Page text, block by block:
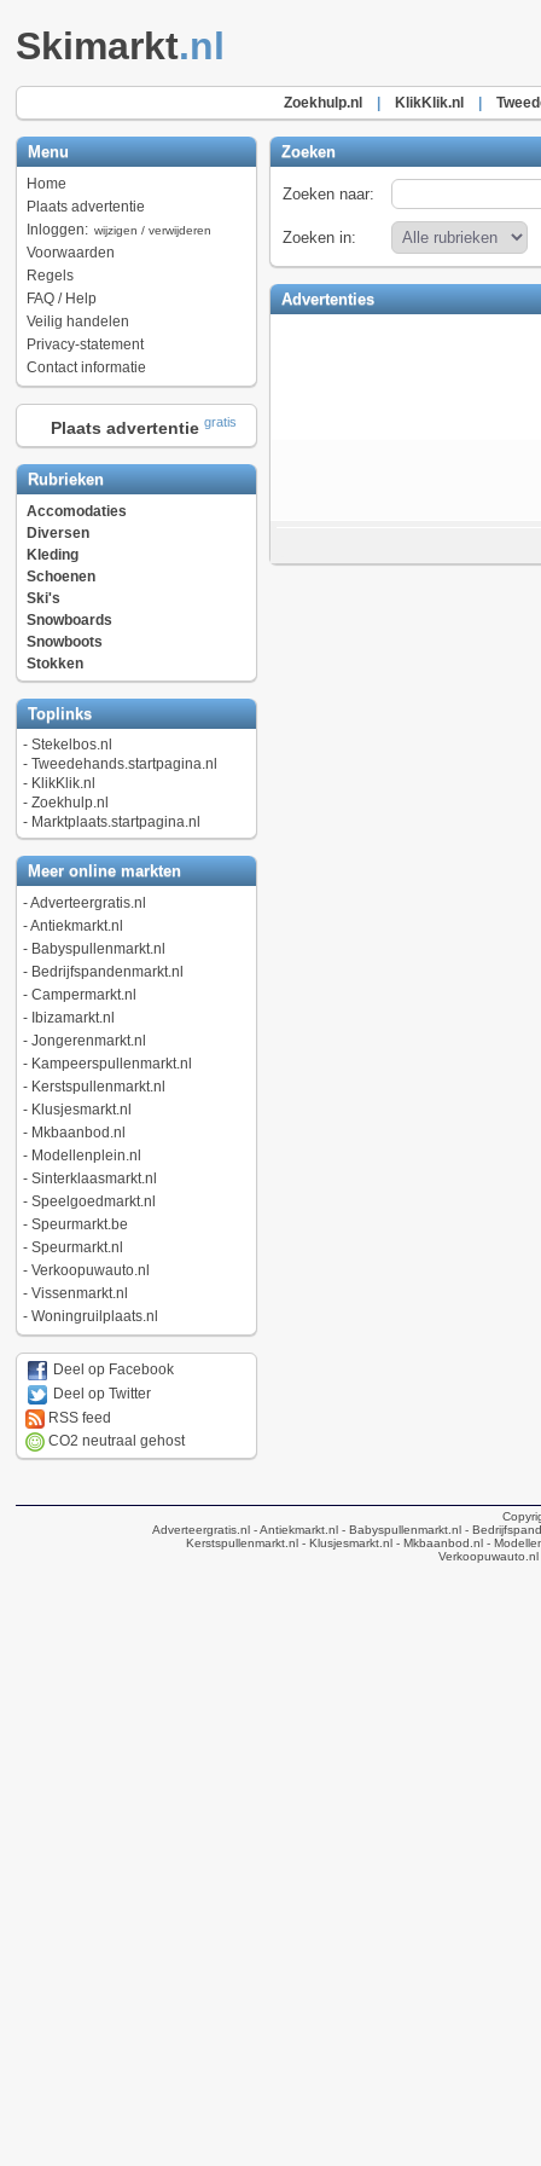
Skimarkt.nl
Zoekhulp.nl KlikKlik.nl
Menu
Home
Plaats advertentie
Inloggen: wijzigen / verwijderen
Voorwaarden
Regels
FAQ / Help
Veilig handelen
Privacy-statement
Contact informatie
Plaats advertentie gratis
Rubrieken
Accomodaties
Diversen
Kleding
Schoenen
Ski's
Snowboards
Snowboots
Stokken
Toplinks
- Stekelbos.nl
- Tweedehands.startpagina.nl
- KlikKlik.nl
- Zoekhulp.nl
- Marktplaats.startpagina.nl
Meer online markten
-Adverteergratis.nl
-Antiekmarkt.nl
- Babyspullenmarkt.nl
- Bedrijfspandenmarkt.nl
- Campermarkt.nl
- Ibizamarkt.nl
- Jongerenmarkt.nl
- Kampeerspullenmarkt.nl
- Kerstspullenmarkt.nl
- Klusjesmarkt.nl
- Mkbaanbod.nl
- Modellenplein.nl
- Sinterklaasmarkt.nl
- Speelgoedmarkt.nl
- Speurmarkt.be
- Speurmarkt.nl
- Verkoopuwauto.nl
- Vissenmarkt.nl
- Woningruilplaats.nl
Deel op Facebook
Deel op Twitter
RSS feed
CO2 neutraal gehost
Zoeken
Zoeken naar:
Zoeken in:
Advertenties
Adverteergratis.nl - Antiekmarkt.nl - Babyspullenmarkt.nl -
Kerstspullenmarkt.nl - Klusjesmarkt.nl - Mkbaanbod.nl -
Verkoopuwauto.nl